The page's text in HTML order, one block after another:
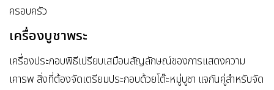
ครอบครัว
เครื่องบูชาพระ
เครื่องประกอบพิธีเปรียบเสมือนสัญลักษณ์ของการแสดงความ
เคารพ สิ่งที่ต้องจัดเตรียมประกอบด้วยโต๊ะหมู่บูชา แจกันคู่สำหรับจัด